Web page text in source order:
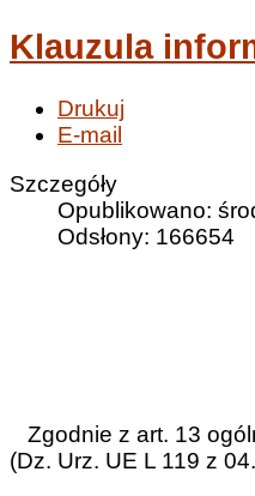
Klauzula
Drukuj
E-mail
Szczegóły
Opublikowano:
Odsłony: 166654
Zgodnie z art. 13
(Dz. Urz. UE L 119 z